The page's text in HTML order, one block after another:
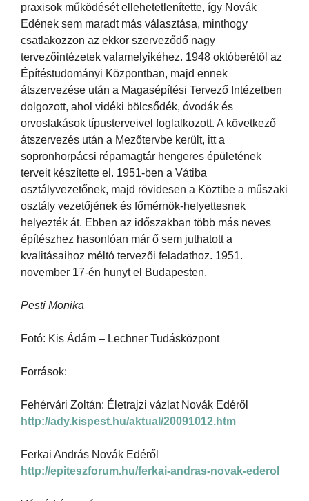
praxisok működését ellehetetlenítette, így Novák
Edének sem maradt más választása, minthogy
csatlakozzon az ekkor szerveződő nagy
tervezőintézetek valamelyikéhez. 1948 októberétől az
Építéstudományi Központban, majd ennek
átszervezése után a Magasépítési Tervező Intézetben
dolgozott, ahol vidéki bölcsődék, óvodák és
orvoslakások típusterveivel foglalkozott. A következő
átszervezés után a Mezőtervbe került, itt a
sopronhorpácsi répamagtár hengeres épületének
terveit készítette el. 1951-ben a Vátiba
osztályvezetőnek, majd rövidesen a Köztibe a műszaki
osztály vezetőjének és főmérnök-helyettesnek
helyezték át. Ebben az időszakban több más neves
építészhez hasonlóan már ő sem juthatott a
kvalitásaihoz méltó tervezői feladathoz. 1951.
november 17-én hunyt el Budapesten.
Pesti Monika
Fotó: Kis Ádám – Lechner Tudásközpont
Források:
Fehérvári Zoltán: Életrajzi vázlat Novák Edéről
http://ady.kispest.hu/aktual/20091012.htm
Ferkai András Novák Edéről
http://epiteszforum.hu/ferkai-andras-novak-ederol